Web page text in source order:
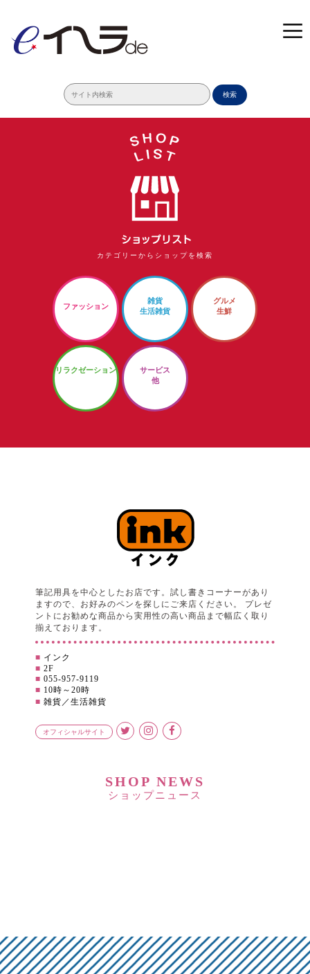
検索
カテゴリーからショップを検索
ファッション
雑貨
生活雑貨
グルメ
生鮮
リラクゼーション
サービス
他
筆記用具を中心としたお店です。試し書きコーナーがあり
ますので、お好みのペンを探しにご来店ください。 プレゼ
ントにお勧めな商品から実用性の高い商品まで幅広く取り
揃えております。
■ インク
■ 2F
■ 055-957-9119
■ 10時～20時
■ 雑貨／生活雑貨
オフィシャルサイト
SHOP NEWS
ショップニュース